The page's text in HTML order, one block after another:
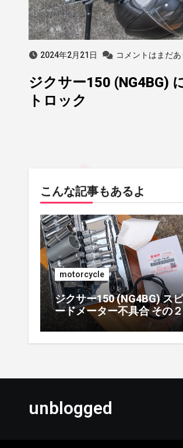
2024年2月21日 コメントはまだ
ジクサー150 (NG4BG)
トロック
こんな記事もあるよ
motorcycle
ジクサー150 (NG4BG) スピ
ードメーター不具合 その２
unblogged